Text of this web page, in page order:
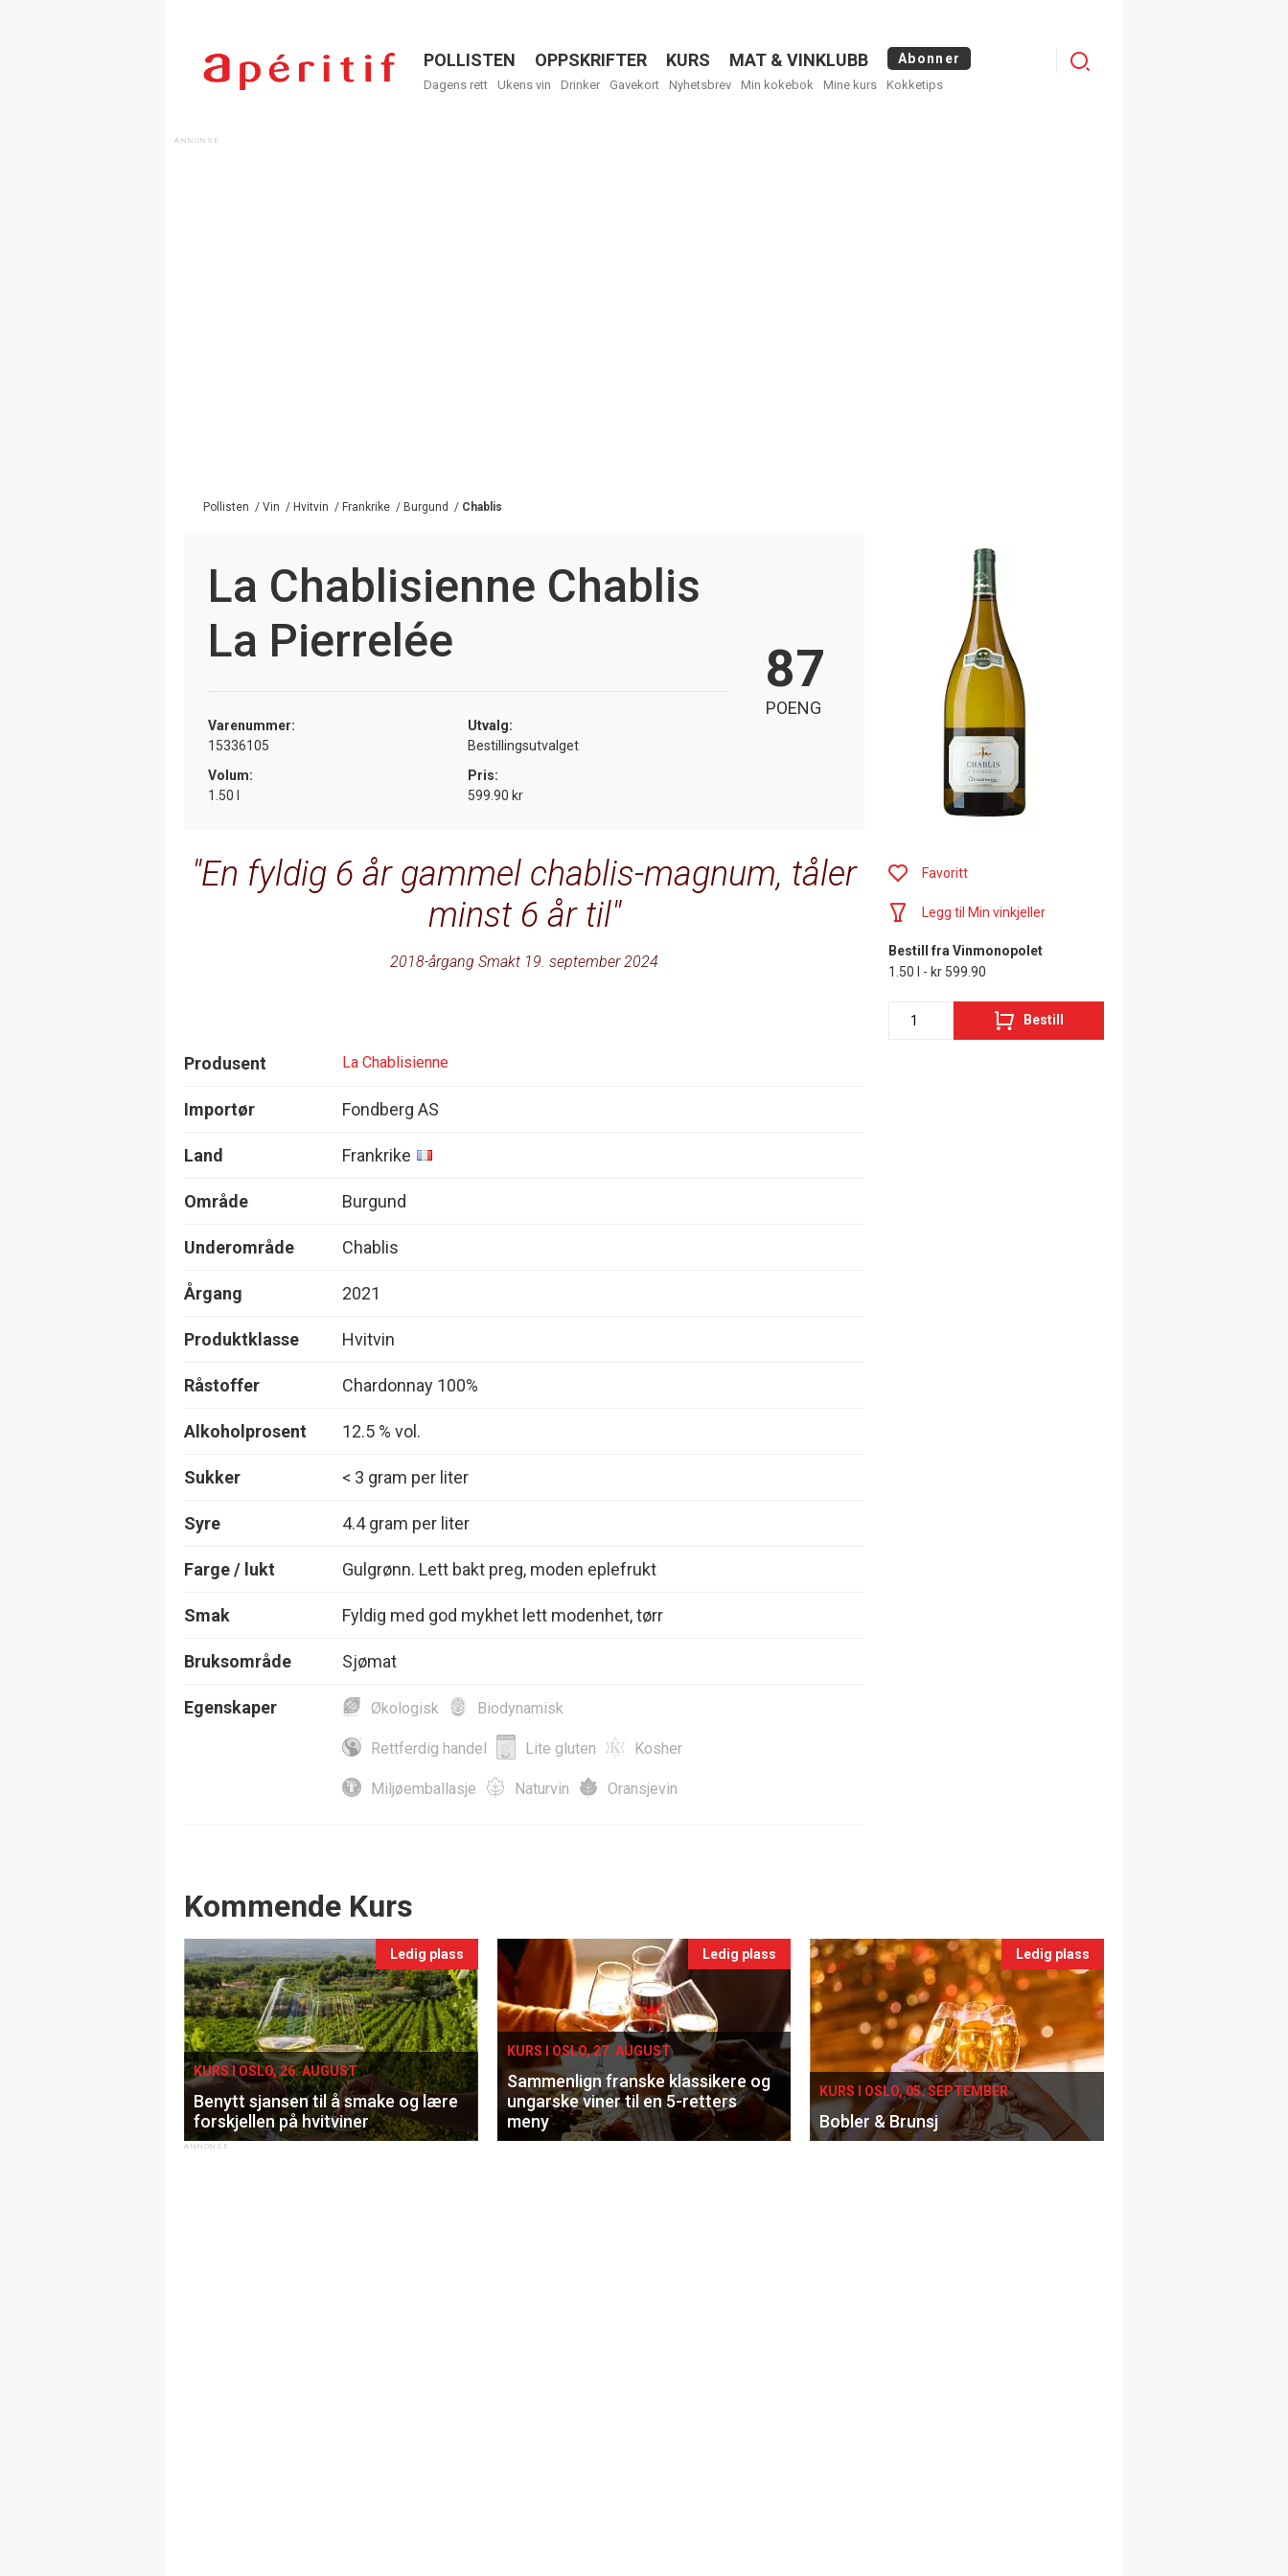
Menu
POLLISTEN OPPSKRIFTER KURS MAT & VINKLUBB Abonner
Dagens rett Ukens vin Drinker Gavekort Nyhetsbrev Min kokebok Mine kurs Kokketips
Menu
Pollisten / Vin / Hvitvin / Frankrike / Burgund / Chablis
La Chablisienne Chablis
La Pierrelée
Varenummer:
15336105
Utvalg:
Bestillingsutvalget
Volum:
1.50 l
Pris:
599.90 kr
87
POENG
En fyldig 6 år gammel chablis-magnum, tåler
minst 6 år til
2018-årgang Smakt 19. september 2024
Produsent La Chablisienne
Importør Fondberg AS
Land Frankrike
Område Burgund
Underområde Chablis
Årgang 2021
Produktklasse Hvitvin
Råstoffer Chardonnay 100%
Alkoholprosent 12.5 % vol.
Sukker < 3 gram per liter
Syre 4.4 gram per liter
Farge / lukt Gulgrønn. Lett bakt preg, moden eplefrukt
Smak Fyldig med god mykhet lett modenhet, tørr
Bruksområde Sjømat
Egenskaper Økologisk Biodynamisk
Rettferdig handel Lite gluten Kosher
Miljøemballasje Naturvin Oransjevin
Favoritt
Legg til Min vinkjeller
Bestill fra Vinmonopolet
1.50 l - kr 599.90
Bestill
Events
Kommende Kurs
Ledig plass
KURS I OSLO, 26. AUGUST
Benytt sjansen til å smake og lære
forskjellen på hvitviner
Ledig plass
KURS I OSLO, 27. AUGUST
Sammenlign franske klassikere og
ungarske viner til en 5-retters
meny
Ledig plass
KURS I OSLO, 05. SEPTEMBER
Bobler & Brunsj